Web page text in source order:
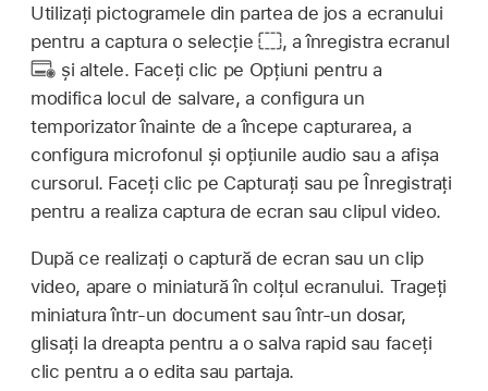
Utilizați pictogramele din partea de jos a ecranului
pentru a captura o selecție
, a înregistra ecranul
și altele. Faceți clic pe Opțiuni pentru a
modifica locul de salvare, a configura un
temporizator înainte de a începe capturarea, a
configura microfonul și opțiunile audio sau a afișa
cursorul. Faceți clic pe Capturați sau pe Înregistrați
pentru a realiza captura de ecran sau clipul video.
După ce realizați o captură de ecran sau un clip
video, apare o miniatură în colțul ecranului. Trageți
miniatura într-un document sau într-un dosar,
glisați la dreapta pentru a o salva rapid sau faceți
clic pentru a o edita sau partaja.